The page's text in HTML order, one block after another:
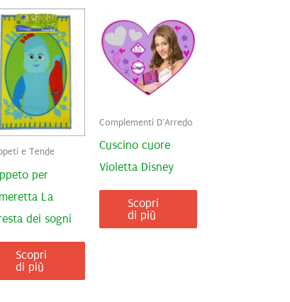
e Tende
per
La
dei sogni
Scopri
di più
Complementi D'Arredo
Cuscino cuore
Violetta Disney
Scopri
di più